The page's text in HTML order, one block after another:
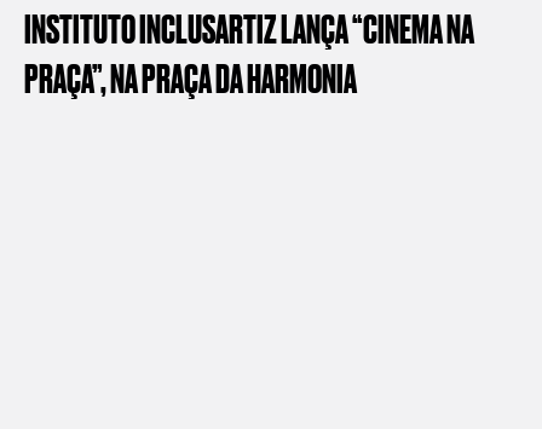
INSTITUTOINCLUSARTIZLANÇA“CINEMANA
PRAÇA”,NAPRAÇADAHARMONIA